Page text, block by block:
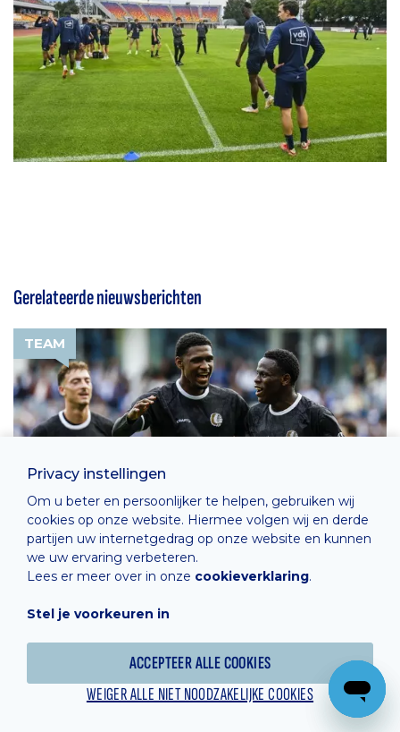
Gerelateerde nieuwsberichten
TEAM
DONDERDAG 6 AUGUSTUS 2026
Privacy instellingen
Om u beter en persoonlijker te helpen, gebruiken wij
cookies op onze website. Hiermee volgen wij en derde
partijen uw internetgedrag op onze website en kunnen
we uw ervaring verbeteren.
Lees er meer over in onze cookieverklaring.
Stel je voorkeuren in
ACCEPTEER ALLE COOKIES
WEIGER ALLE NIET NOODZAKELIJKE COOKIES